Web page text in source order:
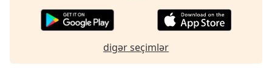
Text
digər seçimlər